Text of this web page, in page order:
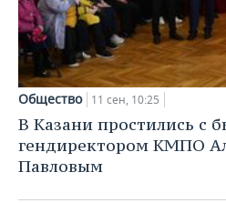
Общество 11 сен, 10:25
В Казани простились с
гендиректором КМПО
Павловым